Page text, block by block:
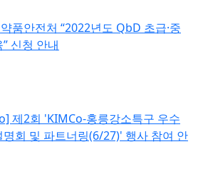
품안전처 “2022년도 QbD 초급·중
신청 안내
제2회 'KIMCo-홍릉강소특구 우수
명회 및 파트너링(6/27)' 행사 참여 안